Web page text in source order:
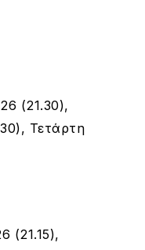
(21.30),
Τετάρτη
(21.15),